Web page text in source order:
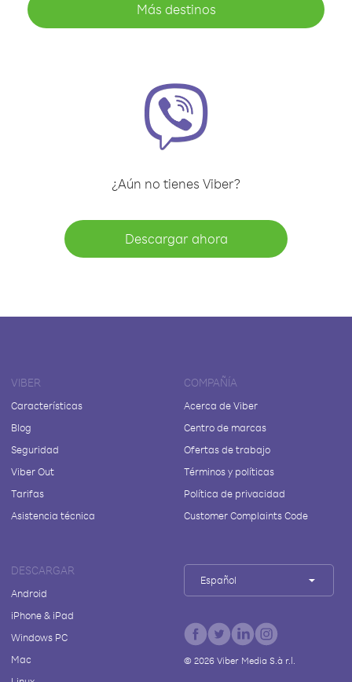
Más destinos
¿Aún no tienes Viber?
Descargar ahora
VIBER
Características
Blog
Seguridad
Viber Out
Tarifas
Asistencia técnica
COMPAÑÍA
Acerca de Viber
Centro de marcas
Ofertas de trabajo
Términos y políticas
Política de privacidad
Customer Complaints Code
DESCARGAR
Android
iPhone & iPad
Windows PC
Mac
Español
© 2026Viber Media S.à r.l.